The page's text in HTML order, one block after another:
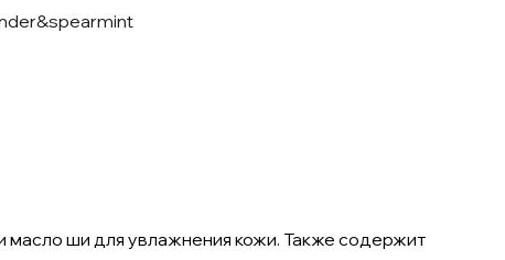
масло ши для увлажнения кожи. Также содержит